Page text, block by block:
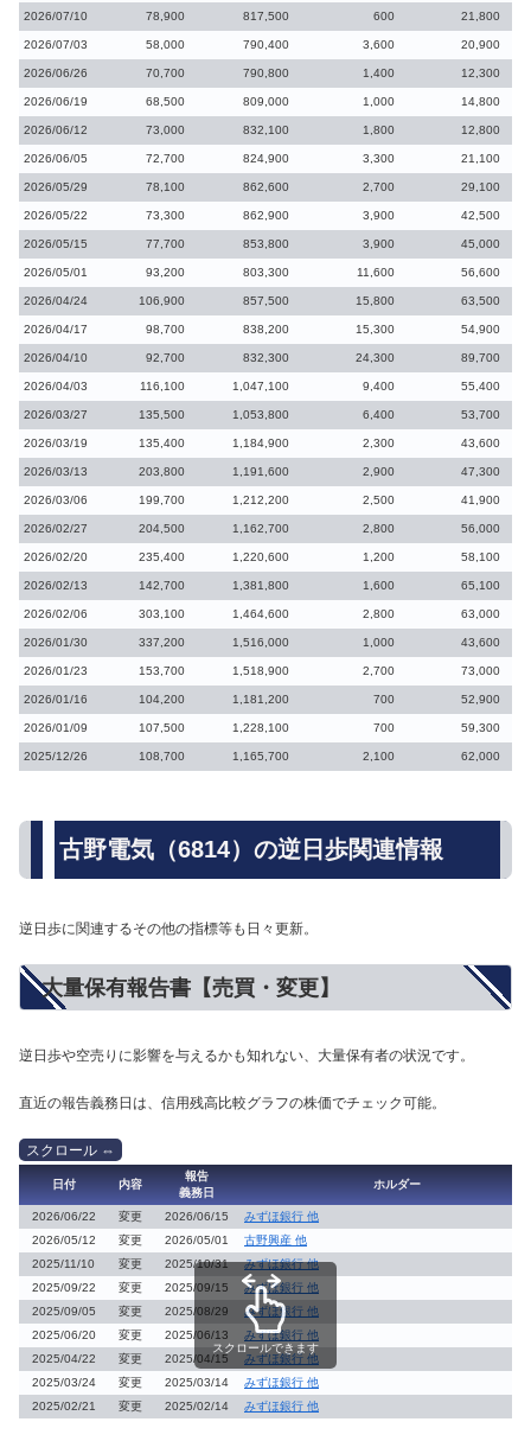
2026/07/10 78,900 817,500 600 21,800
2026/07/03 58,000 790,400 3,600 20,900
2026/06/26 70,700 790,800 1,400 12,300
2026/06/19 68,500 809,000 1,000 14,800
2026/06/12 73,000 832,100 1,800 12,800
2026/06/05 72,700 824,900 3,300 21,100
2026/05/29 78,100 862,600 2,700 29,100
2026/05/22 73,300 862,900 3,900 42,500
2026/05/15 77,700 853,800 3,900 45,000
2026/05/01 93,200 803,300 11,600 56,600
2026/04/24 106,900 857,500 15,800 63,500
2026/04/17 98,700 838,200 15,300 54,900
2026/04/10 92,700 832,300 24,300 89,700
2026/04/03 116,100 1,047,100 9,400 55,400
2026/03/27 135,500 1,053,800 6,400 53,700
2026/03/19 135,400 1,184,900 2,300 43,600
2026/03/13 203,800 1,191,600 2,900 47,300
2026/03/06 199,700 1,212,200 2,500 41,900
2026/02/27 204,500 1,162,700 2,800 56,000
2026/02/20 235,400 1,220,600 1,200 58,100
2026/02/13 142,700 1,381,800 1,600 65,100
2026/02/06 303,100 1,464,600 2,800 63,000
2026/01/30 337,200 1,516,000 1,000 43,600
2026/01/23 153,700 1,518,900 2,700 73,000
2026/01/16 104,200 1,181,200 700 52,900
2026/01/09 107,500 1,228,100 700 59,300
2025/12/26 108,700 1,165,700 2,100 62,000
古野電気（6814）の逆日歩関連情報
逆日歩に関連するその他の指標等も日々更新。
大量保有報告書【売買・変更】
逆日歩や空売りに影響を与えるかも知れない、大量保有者の状況です。
直近の報告義務日は、信用残高比較グラフの株価でチェック可能。
日付 内容
報告
義務日
ホルダー
2026/06/22 変更 2026/06/15
みずほ銀行 他
2026/05/12
変更 2026/05/01
古野興産 他
2025/11/10
変更 2025/10/31
みずほ銀行 他
2025/09/22
変更 2025/09/15
みずほ銀行 他
2025/09/05
変更 2025/08/29
みずほ銀行 他
2025/06/20
変更 2025/06/13
みずほ銀行 他
2025/04/22
変更 2025/04/15
みずほ銀行 他
2025/03/24
変更 2025/03/14
みずほ銀行 他
2025/02/21
変更 2025/02/14 みずほ銀行 他
スクロールできます